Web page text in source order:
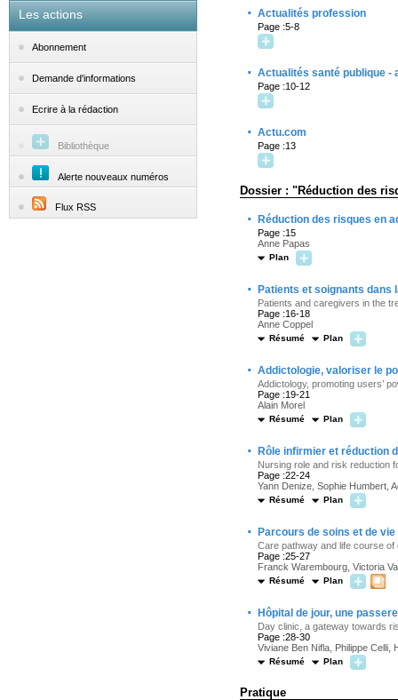
Les actions
Abonnement
Demande d'informations
Ecrire à la rédaction
Bibliothèque
Alerte nouveaux numéros
Flux RSS
· Actualités profession
Page :5-8
· Actualités santé publique -
Page :10-12
· Actu.com
Page :13
Dossier : "Réduction des
· Réduction des risques en
Page :15
Anne Papas
Plan
· Patients et soignants dans
Patients and caregivers in the
Page :16-18
Anne Coppel
Résumé Plan
· Addictologie, valoriser le
Addictology, promoting users’
Page :19-21
Alain Morel
Résumé Plan
· Rôle infirmier et réduction
Nursing role and risk reduction
Page :22-24
Yann Denize, Sophie Humbert,
Résumé Plan
· Parcours de soins et de
Care pathway and life course of
Page :25-27
Franck Warembourg, Victoria
Résumé Plan
· Hôpital de jour, une
Day clinic, a gateway towards
Page :28-30
Viviane Ben Nifla, Philippe Celli,
Résumé Plan
Pratique